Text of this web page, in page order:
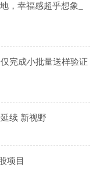
，幸福感超乎想象_
完成小批量送样验证
续 新视野
项目